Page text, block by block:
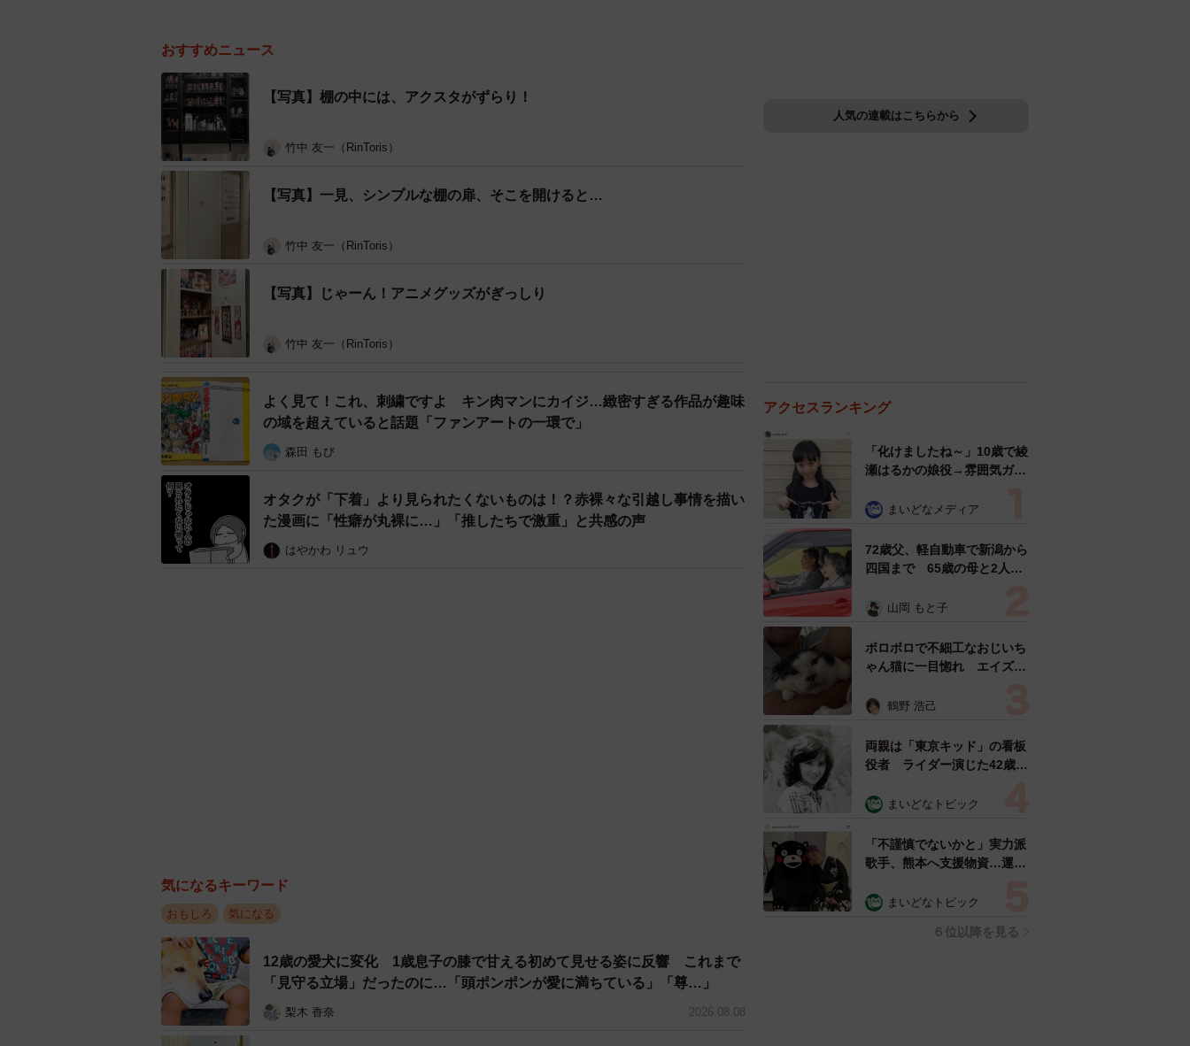
おすすめニュース
【写真】棚の中には、アクスタがずらり！
竹中 友一（RinToris）
【写真】一見、シンプルな棚の扉、そこを開けると…
竹中 友一（RinToris）
【写真】じゃーん！アニメグッズがぎっしり
竹中 友一（RinToris）
よく見て！これ、刺繍ですよ キン肉マンにカイジ…緻密すぎる作品が趣味
の域を超えていると話題「ファンアートの一環で」
森田 もび
オタクが「下着」より見られたくないものは！？赤裸々な引越し事情を描い
た漫画に「性癖が丸裸に…」「推したちで激重」と共感の声
はやかわ リュウ
気になるキーワード
おもしろ 気になる
12歳の愛犬に変化 1歳息子の膝で甘える初めて見せる姿に反響 これまで
「見守る立場」だったのに…「頭ポンポンが愛に満ちている」「尊…」
梨木 香奈 2026.08.08
人気の連載はこちらから
アクセスランキング
「化けましたね～」10歳で綾
瀬はるかの娘役→雰囲気ガラ
雰囲気が」「宝塚に入れそ
まいどなメディア
72歳父、軽自動車で新潟から
四国まで 65歳の母と2人で
憩まで分刻み… 「大学生で
山岡 もと子
ボロボロで不細工なおじいち
ゃん猫に一目惚れ エイズだ
暮らすと「おじ猫」だって可
鶴野 浩己
両親は「東京キッド」の看板
役者 ライダー演じた42歳元
ングフォト」計画を明言
む」
まいどなトピック
「不謹慎でないかと」実力派
歌手、熊本へ支援物資…運搬
めらい 「痛いほど伝わる」
まいどなトピック
６位以降を見る